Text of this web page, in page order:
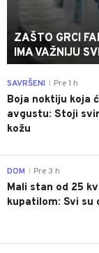
ZAŠTO GRCI
IMA VAŽNIJU
SAVRŠENI Pre 1 h
Boja noktiju koja
avgustu: Stoji
kožu
DOM Pre 3 h
Mali stan od 25
kupatilom: Svi su